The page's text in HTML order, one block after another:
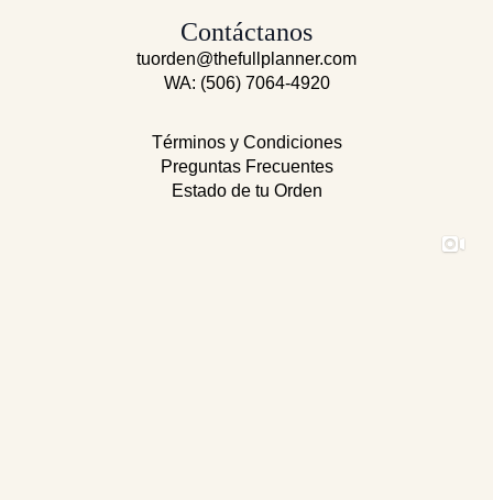
Contáctanos
tuorden@thefullplanner.com
WA: (506) 7064-4920
Términos y Condiciones
Preguntas Frecuentes
Estado de tu Orden